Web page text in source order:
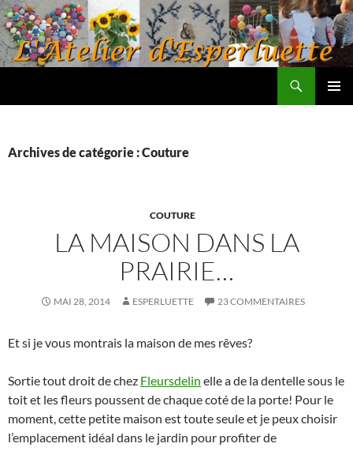
Aller
au
contenu
Archives de catégorie : Couture
COUTURE
LA MAISON DANS LA
PRAIRIE…
MAI 28, 2014 ESPERLUETTE 23 COMMENTAIRES
Et si je vous montrais la maison de mes rêves?
Sortie tout droit de chez Fleursdelin elle a de la dentelle sous le
toit et les fleurs poussent de chaque coté de la porte! Pour le
moment, cette petite maison est toute seule et je peux choisir
l’emplacement idéal dans le jardin pour profiter de